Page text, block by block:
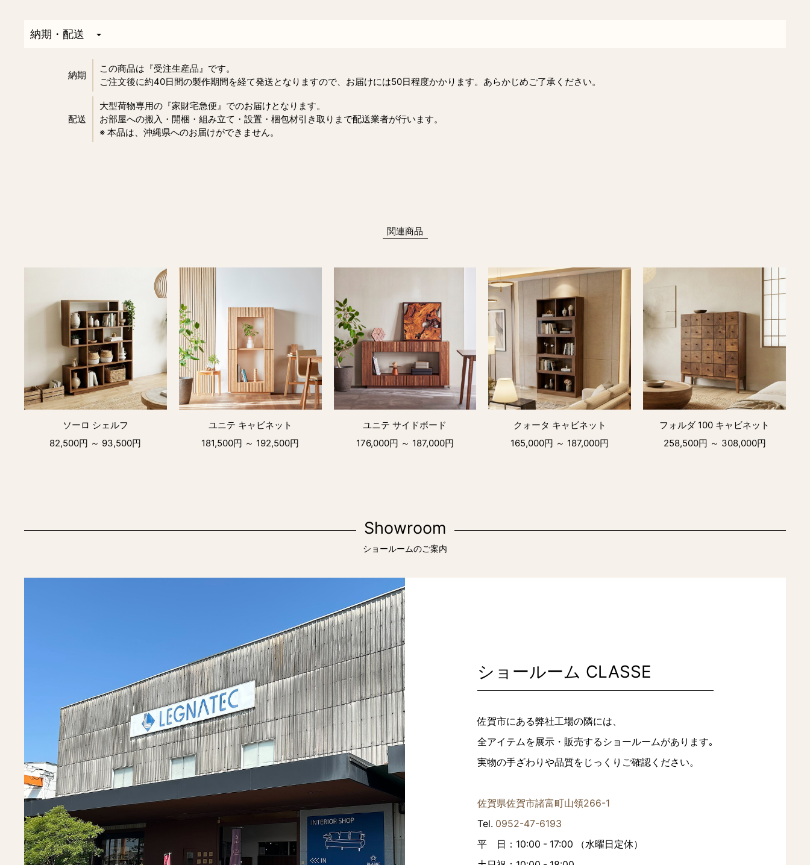
納期・配送
納期
この商品は『受注生産品』です。
ご注文後に約40日間の製作期間を経て発送となりますので、お届けには50日程度かかります。あらかじめご了承ください。
配送
大型荷物専用の『家財宅急便』でのお届けとなります。
お部屋への搬入・開梱・組み立て・設置・梱包材引き取りまで配送業者が行います。
※ 本品は、沖縄県へのお届けができません。
関連商品
ソーロ シェルフ
82,500円 ～ 93,500円
ユニテ キャビネット
181,500円 ～ 192,500円
ユニテ サイドボード
176,000円 ～ 187,000円
クォータ キャビネット
165,000円 ～ 187,000円
フォルダ 100 キャビネット
258,500円 ～ 308,000円
Showroom
ショールームのご案内
ショールーム CLASSE
佐賀市にある弊社工場の隣には、
全アイテムを展示・販売するショールームがあります｡
実物の手ざわりや品質をじっくりご確認ください。
佐賀県佐賀市諸富町山領266-1
Tel. 0952-47-6193
平 日：10:00 - 17:00 （水曜日定休）